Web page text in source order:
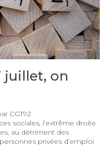
juillet, on
CGT92
sociales, l’extrême droite
au détriment des
privées d’emploi